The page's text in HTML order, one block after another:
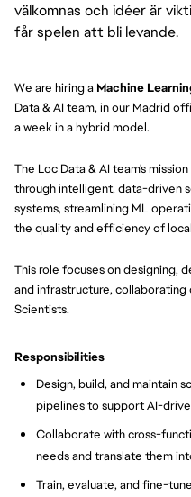
välkomnas och idéer är
får spelen att bli levande.
We are hiring a Machine
Data & AI team, in our Madrid
a week in a hybrid model.
The Loc Data & AI team's
through intelligent, data-driven
systems, streamlining ML
the quality and efficiency of
This role focuses on designing,
and infrastructure, collaborating
Scientists.
Responsibilities
Design, build, and maintain
pipelines to support AI-
Collaborate with cross-
needs and translate them
Train, evaluate, and fine-